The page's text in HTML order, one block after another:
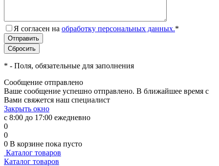
Я согласен на обработку персональных данных.*
* - Поля, обязательные для заполнения
Сообщение отправлено
Ваше сообщение успешно отправлено. В ближайшее время с
Вами свяжется наш специалист
Закрыть окно
с 8:00 до 17:00 ежедневно
0
0
0 В корзине пока пусто
Каталог товаров
Каталог товаров